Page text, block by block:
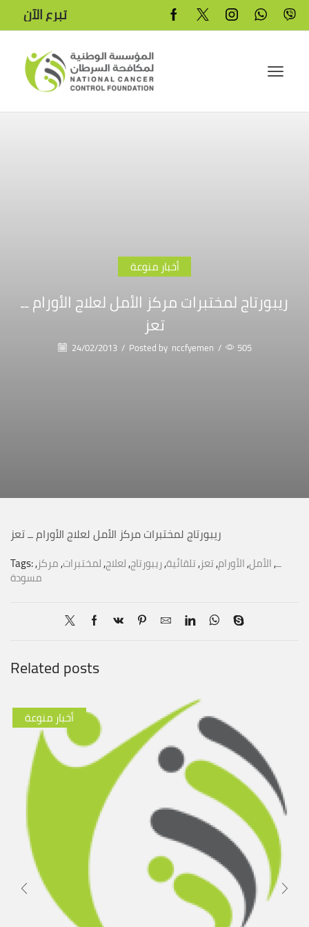
تبرع الآن
أخبار منوعة
ريبورتاج لمختبرات مركز الأمل لعلاج الأورام ــ
تعز
24/02/2013 / Posted by nccfyemen / 505
ريبورتاج لمختبرات مركز الأمل لعلاج الأورام ــ تعز
Tags: ــ,الأمل,الأورام,تعز,تلقائية,ريبورتاج,لعلاج,لمختبرات,مركز,
مسودة
Related posts
أخبار منوعة